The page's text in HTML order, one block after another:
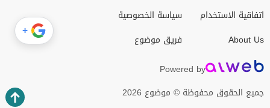
اتفاقية الاستخدام
About Us
سياسة الخصوصية
فريق موضوع
Powered by
جميع الحقوق محفوظة © موضوع 2026
+